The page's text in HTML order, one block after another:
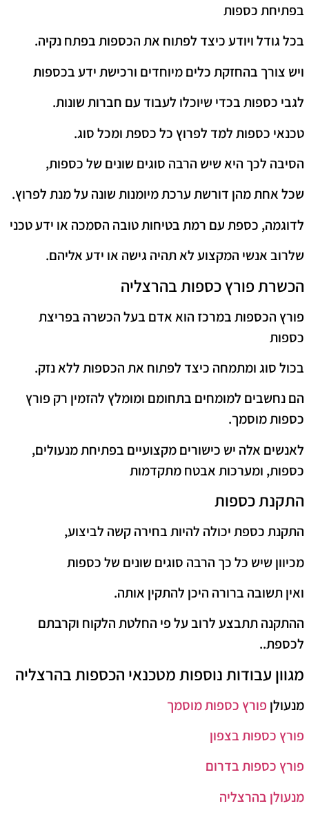
בפתיחת כספות
בכל גודל ויודע כיצד לפתוח את הכספות בפתח נקיה.
ויש צורך בהחזקת כלים מיוחדים ורכישת ידע בכספות
לגבי כספות בכדי שיוכלו לעבוד עם חברות שונות.
טכנאי כספות למד לפרוץ כל כספת ומכל סוג.
הסיבה לכך היא שיש הרבה סוגים שונים של כספות,
שכל אחת מהן דורשת ערכת מיומנות שונה על מנת לפרוץ.
לדוגמה, כספת עם רמת בטיחות טובה הסמכה או ידע טכני
שלרוב אנשי המקצוע לא תהיה גישה או ידע אליהם.
הכשרת פורץ כספות בהרצליה
פורץ הכספות במרכז הוא אדם בעל הכשרה בפריצת
כספות
בכול סוג ומתמחה כיצד לפתוח את הכספות ללא נזק.
הם נחשבים למומחים בתחומם ומומלץ להזמין רק פורץ
כספות מוסמך.
לאנשים אלה יש כישורים מקצועיים בפתיחת מנעולים,
כספות, ומערכות אבטח מתקדמות
התקנת כספות
התקנת כספת יכולה להיות בחירה קשה לביצוע,
מכיוון שיש כל כך הרבה סוגים שונים של כספות
ואין תשובה ברורה היכן להתקין אותה.
ההתקנה תתבצע לרוב על פי החלטת הלקוח וקרבתם
לכספת..
מגוון עבודות נוספות מטכנאי הכספות בהרצליה
מנעולן פורץ כספות מוסמך
פורץ כספות בצפון
פורץ כספות בדרום
מנעולן בהרצליה